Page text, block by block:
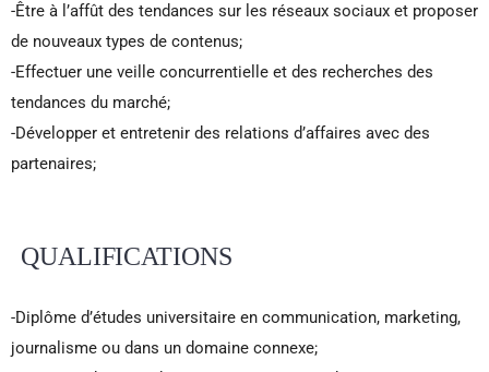
-Être à l’affût des tendances sur les réseaux sociaux et proposer
de nouveaux types de contenus;
-Effectuer une veille concurrentielle et des recherches des
tendances du marché;
-Développer et entretenir des relations d’affaires avec des
partenaires;
QUALIFICATIONS
-Diplôme d’études universitaire en communication, marketing,
journalisme ou dans un domaine connexe;